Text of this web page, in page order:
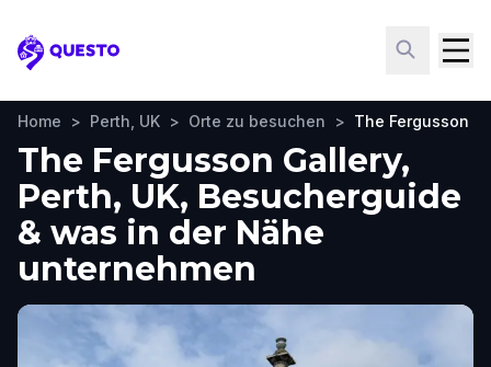
Questo
Home > Perth, UK > Orte zu besuchen > The Fergusson
The Fergusson Gallery,
Perth, UK, Besucherguide
& was in der Nähe
unternehmen